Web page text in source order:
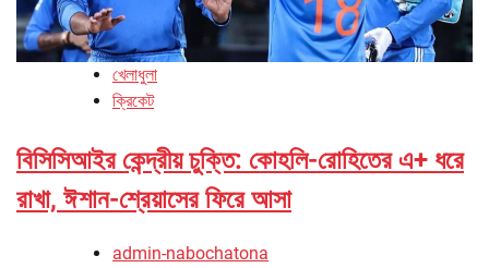
খেলাধুলা
ক্রিকেট
বিসিসিআইর কেন্দ্রীয় চুক্তি: কোহলি-রোহিতের এ+ ধরে
রাখা, ঈশান-শ্রেয়াসের ফিরে আসা
admin-nabochatona